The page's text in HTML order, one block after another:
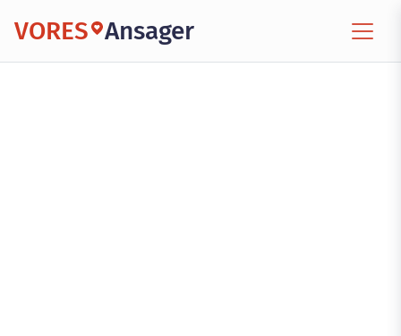
VORES Ansager